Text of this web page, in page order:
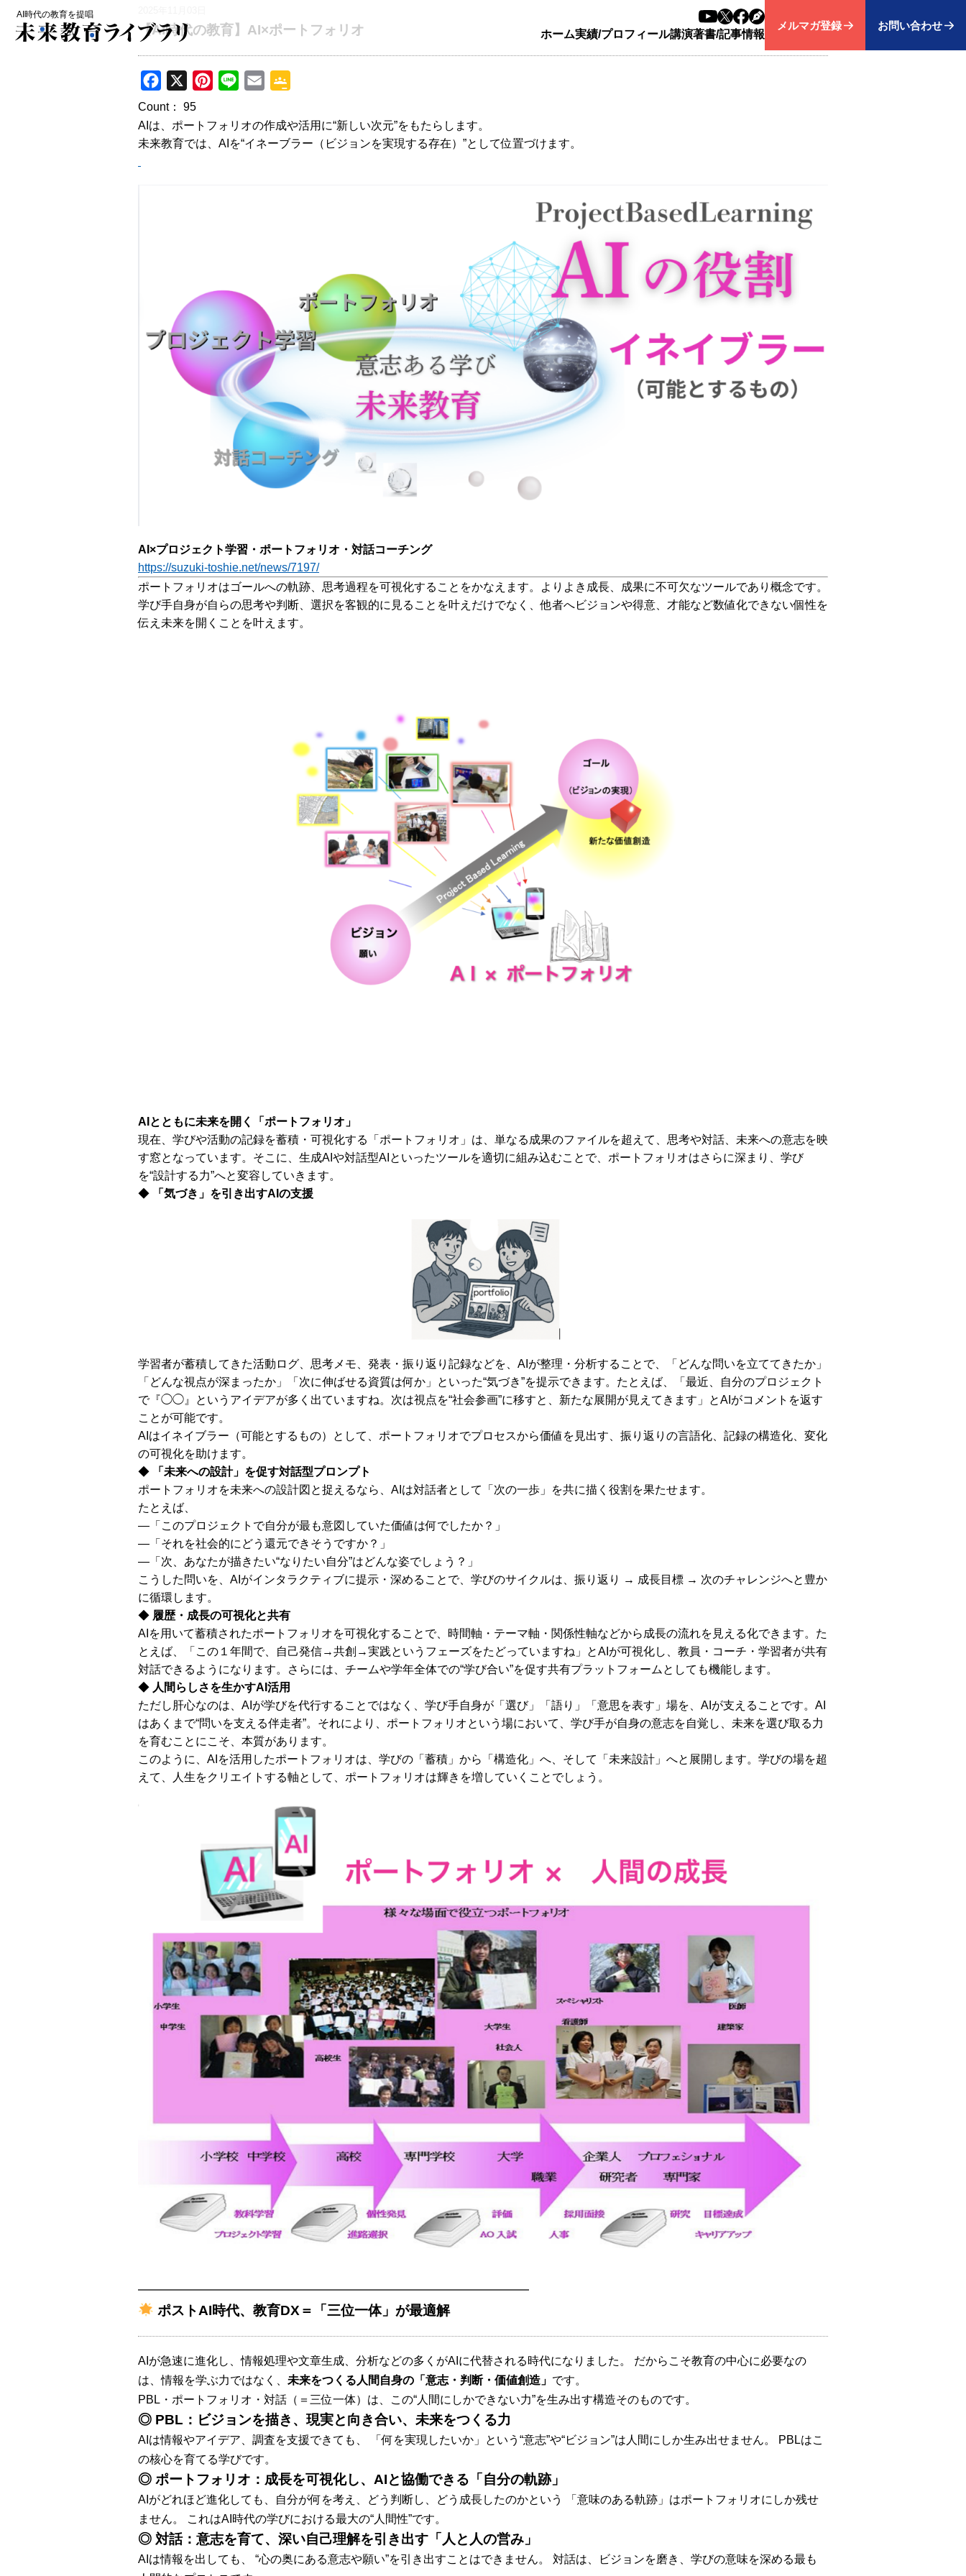
AI時代の教育を提唱
ホーム実績/プロフィール講演著書/記事情報
メルマガ登録 お問い合わせ
【AI時代の教育】AI×ポートフォリオ
a
e
n
n
e
a
i
o
g
o
Count：
95
AIは、ポートフォリオの作成や活用に“新しい次元”をもたらします。
未来教育では、AIを“イネーブラー（ビジョンを実現する存在）”として位置づけます。
AI×プロジェクト学習・ポートフォリオ・対話コーチング
https://suzuki-toshie.net/news/7197/
ポートフォリオはゴールへの軌跡、思考過程を可視化することをかなえます。よりよき成長、成果に不可欠なツールであり概念です。
学び手自身が自らの思考や判断、選択を客観的に見ることを叶えだけでなく、他者へビジョンや得意、才能など数値化できない個性を
伝え未来を開くことを叶えます。
AI とともに未来を開く「ポートフォリオ」
現在、学びや活動の記録を蓄積・可視化する「ポートフォリオ」は、単なる成果のファイルを超えて、思考や対話、未来への意志を映
す窓となっています。そこに、生成AIや対話型AIといったツールを適切に組み込むことで、ポートフォリオはさらに深まり、学び
を“設計する力”へと変容していきます。
◆
「気づき」を引き出すAIの支援
学習者が蓄積してきた活動ログ、思考メモ、発表・振り返り記録などを、AIが整理・分析することで、「どんな問いを立ててきたか」
「どんな視点が深まったか」「次に伸ばせる資質は何か」といった“気づき”を提示できます。たとえば、「最近、自分のプロジェクト
で『◯◯』というアイデアが多く出ていますね。次は視点を“社会参画”に移すと、新たな展開が見えてきます」とAIがコメントを返す
ことが可能です。
AIはイネイブラー（可能とするもの）として、ポートフォリオでプロセスから価値を見出す、振り返りの言語化、記録の構造化、変化
の可視化を助けます。
◆
「未来への設計」を促す対話型プロンプト
ポートフォリオを未来への設計図と捉えるなら、AIは対話者として「次の一歩」を共に描く役割を果たせます。
たとえば、
―「このプロジェクトで自分が最も意図していた価値は何でしたか？」
―「それを社会的にどう還元できそうですか？」
―「次、あなたが描きたい“なりたい自分”はどんな姿でしょう？」
こうした問いを、AIがインタラクティブに提示・深めることで、学びのサイクルは、振り返り → 成長目標 → 次のチャレンジへと豊か
に循環します。
◆ 履歴・成長の可視化と共有
AIを用いて蓄積されたポートフォリオを可視化することで、時間軸・テーマ軸・関係性軸などから成長の流れを見える化できます。た
とえば、「この１年間で、自己発信→共創→実践というフェーズをたどっていますね」とAIが可視化し、教員・コーチ・学習者が共有
対話できるようになります。さらには、チームや学年全体での“学び合い”を促す共有プラットフォームとしても機能します。
◆ 人間らしさを生かすAI活用
ただし肝心なのは、AIが学びを代行することではなく、学び手自身が「選び」「語り」「意思を表す」場を、AIが支えることです。AI
はあくまで“問いを支える伴走者”。それにより、ポートフォリオという場において、学び手が自身の意志を自覚し、未来を選び取る力
を育むことにこそ、本質があります。
このように、AIを活用したポートフォリオは、学びの「蓄積」から「構造化」へ、そして「未来設計」へと展開します。学びの場を超
えて、人生をクリエイトする軸として、ポートフォリオは輝きを増していくことでしょう。
━━━━━━━━━━━━━━━━━━━━━━━━━━━━━━━━━━
ポストAI時代、教育DX＝「三位一体」が最適解
AIが急速に進化し、情報処理や文章生成、分析などの多くがAIに代替される時代になりました。 だからこそ教育の中心に必要なの
は、情報を学ぶ力ではなく、 未来をつくる人間自身の「意志・判断・価値創造」 です。
PBL・ポートフォリオ・対話（＝三位一体）は、この“人間にしかできない力”を生み出す構造そのものです。
◎ PBL：ビジョンを描き、現実と向き合い、未来をつくる力
AIは情報やアイデア、調査を支援できても、 「何を実現したいか」という“意志”や“ビジョン”は人間にしか生み出せません。 PBLはこ
の核心を育てる学びです。
◎ ポートフォリオ：成長を可視化し、AIと協働できる「自分の軌跡」
AIがどれほど進化しても、自分が何を考え、どう判断し、どう成長したのかという 「意味のある軌跡」はポートフォリオにしか残せ
ません。 これはAI時代の学びにおける最大の“人間性”です。
◎ 対話：意志を育て、深い自己理解を引き出す「人と人の営み」
AIは情報を出しても、 “心の奥にある意志や願い”を引き出すことはできません。 対話は、ビジョンを磨き、学びの意味を深める最も